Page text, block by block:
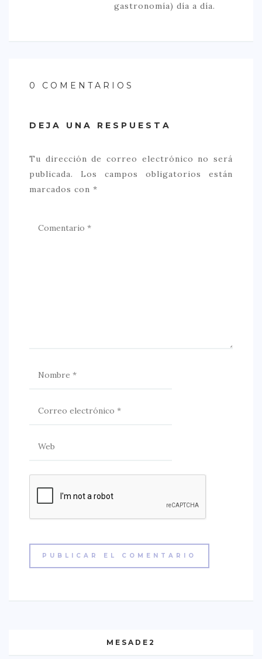
gastronomía) día a día.
0 COMENTARIOS
DEJA UNA RESPUESTA
Tu dirección de correo electrónico no será
publicada.
Los campos obligatorios están
marcados con *
MESADE2